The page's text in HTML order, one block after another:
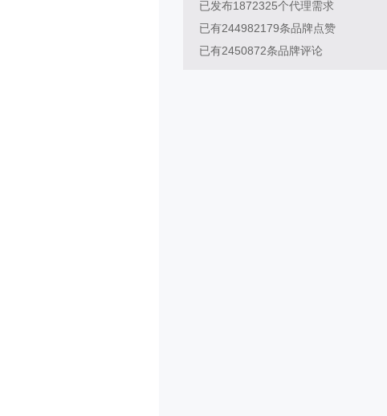
已发布1872325个代理需求
已有244982179条品牌点赞
已有2450872条品牌评论